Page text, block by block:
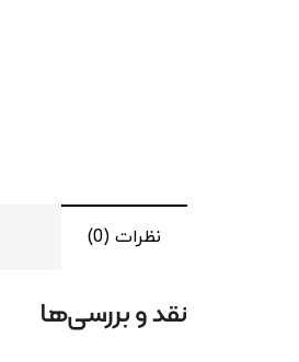
نظرات (0)
نقد و بررسی‌ها